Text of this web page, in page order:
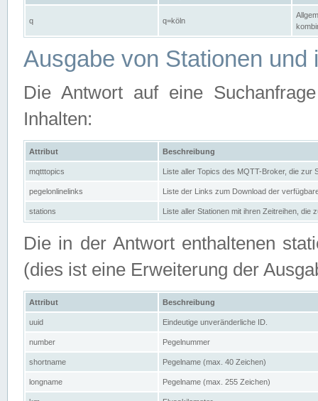
q q=köln
Ausgabe von Stationen und
Die Antwort auf eine
Inhalten:
Attribut Beschreibung
mqtttopics Liste aller Topics des MQTT-Broker, die zur
pegelonlinelinks Liste der Links zum Download der
stations Liste aller Stationen mit ihren Zeitreihen, die
Die in der Antwort enthaltenen
(dies ist eine Erweiterung der
Attribut Beschreibung
uuid Eindeutige unveränderliche ID.
number Pegelnummer
shortname Pegelname (max. 40 Zeichen)
longname Pegelname (max. 255 Zeichen)